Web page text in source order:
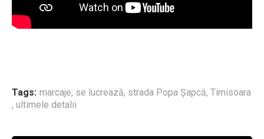
Tags: marcaje, se lucrează, strada Popa Șapcă, Timisoara
, ultimele detalii